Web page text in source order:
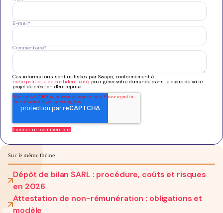
E-mail*
Commentaire*
Ces informations sont utilisées par Swapn, conformément à
notre politique de confidentialité, pour gérer votre demande dans le cadre de votre
projet de création d'entreprise.
Sur le même thème
Dépôt de bilan SARL : procédure, coûts et risques
en 2026
Attestation de non-rémunération : obligations et
modèle